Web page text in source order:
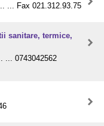
... Fax 021.312.93.75
sanitare, termice,
... 0743042562